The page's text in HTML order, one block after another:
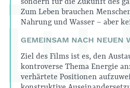
sondern für die Zukunft des
Zum Leben brauchen
Nahrung und Wasser – aber
GEMEINSAM NACH NEUEN
Ziel des Films ist es, den
kontroverse Thema Energie
verhärtete Positionen